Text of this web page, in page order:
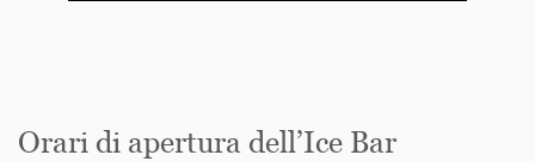
Orari di apertura dell’Ice Bar